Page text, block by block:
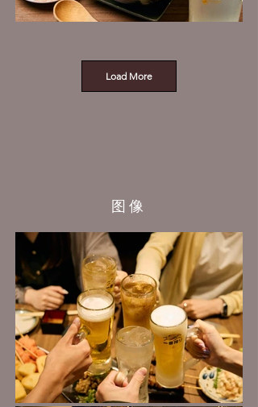
Load More
图像